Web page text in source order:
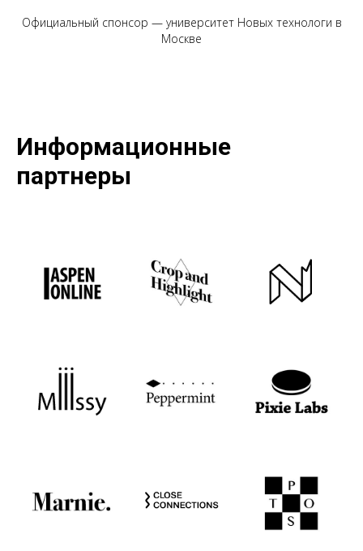
Официальный спонсор — университет Новых технологи в
Москве
Информационные
партнеры